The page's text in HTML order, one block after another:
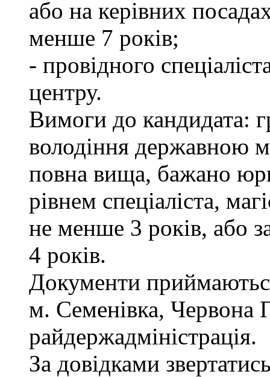
або на керівних
менше 7 років;
- провідного
центру.
Вимоги до кандидата:
володіння державною
повна вища, бажано
рівнем спеціаліста,
не менше 3 років, або
4 років.
Документи
м. Семенівка,
райдержадміністрація.
За довідками